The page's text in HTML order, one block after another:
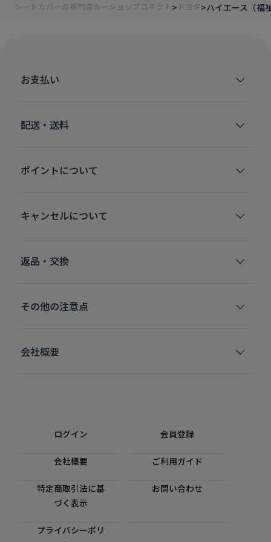
シートカバーの専門店カーショップコネクト トヨタ ハイエース（福
お支払い
配送・送料
ポイントについて
キャンセルについて
返品・交換
その他の注意点
会社概要
ログイン 会員登録
会社概要 ご利用ガイド
特定商取引法に基
づく表示
お問い合わせ
プライバシーポリ